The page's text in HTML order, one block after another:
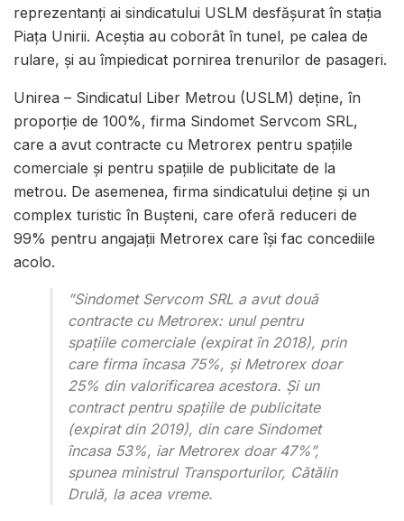
reprezentanţi ai sindicatului USLM desfăşurat în staţia
Piaţa Unirii. Aceştia au coborât în tunel, pe calea de
rulare, şi au împiedicat pornirea trenurilor de pasageri.
Unirea – Sindicatul Liber Metrou (USLM) deţine, în
proporţie de 100%, firma Sindomet Servcom SRL,
care a avut contracte cu Metrorex pentru spaţiile
comerciale şi pentru spaţiile de publicitate de la
metrou. De asemenea, firma sindicatului deţine şi un
complex turistic în Buşteni, care oferă reduceri de
99% pentru angajaţii Metrorex care îşi fac concediile
acolo.
”Sindomet Servcom SRL a avut două
contracte cu Metrorex: unul pentru
spaţiile comerciale (expirat în 2018), prin
care firma încasa 75%, şi Metrorex doar
25% din valorificarea acestora. Şi un
contract pentru spaţiile de publicitate
(expirat din 2019), din care Sindomet
încasa 53%, iar Metrorex doar 47%”,
spunea ministrul Transporturilor, Cătălin
Drulă, la acea vreme.